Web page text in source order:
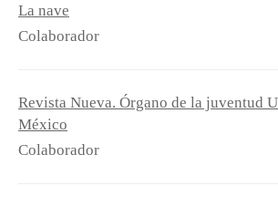
La nave
Colaborador
Revista Nueva. Órgano de la juventud
México
Colaborador